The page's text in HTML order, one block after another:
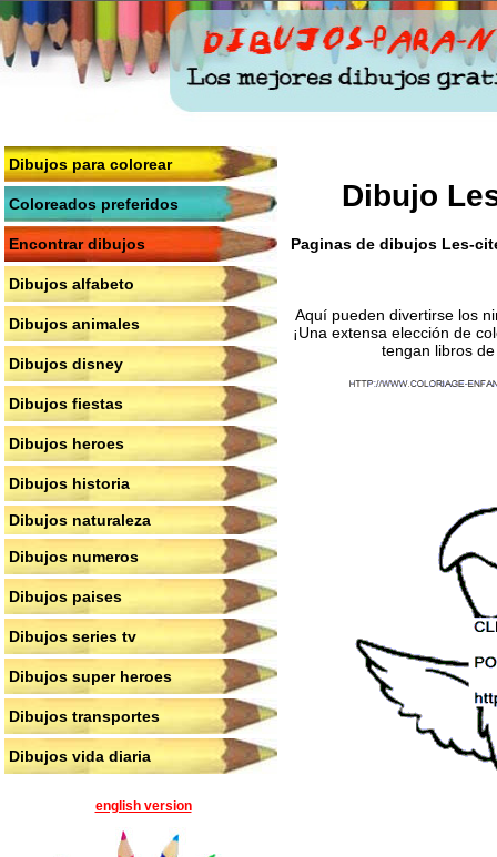
Dibujos para colorear
Coloreados preferidos
Encontrar dibujos
Dibujos alfabeto
Dibujos animales
Dibujos disney
Dibujos fiestas
Dibujos heroes
Dibujos historia
Dibujos naturaleza
Dibujos numeros
Dibujos paises
Dibujos series tv
Dibujos super heroes
Dibujos transportes
Dibujos vida diaria
english version
Dibujo
Paginas de dibujos Les-
Aquí pueden divertirse los
¡Una extensa elección de
tengan libros